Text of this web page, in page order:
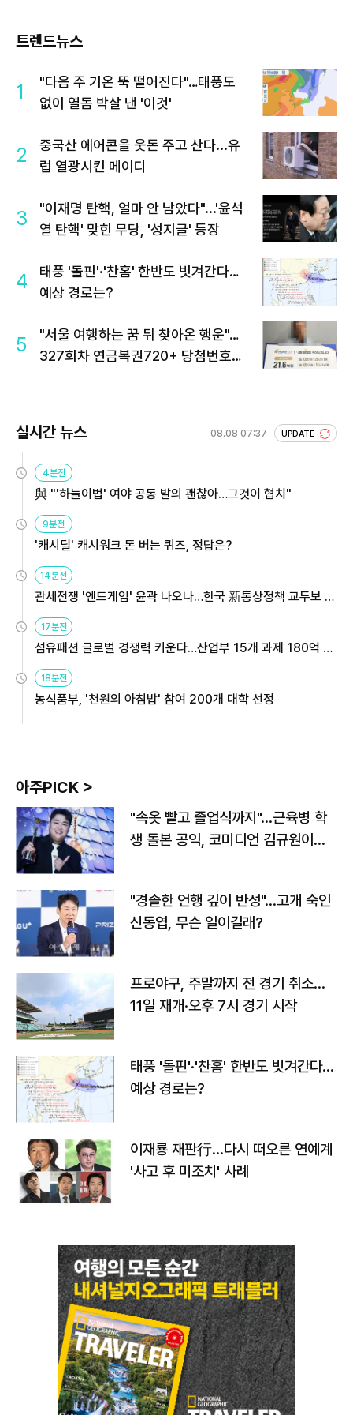
트렌드뉴스
1
"다음 주 기온 뚝 떨어진다"…태풍도
없이 열돔 박살 낸 '이것'
2
중국산 에어콘을 웃돈 주고 산다...유
럽 열광시킨 메이디
3
"이재명 탄핵, 얼마 안 남았다"...'윤석
열 탄핵' 맞힌 무당, '성지글' 등장
4
태풍 '돌핀'·'찬홈' 한반도 빗겨간다…
예상 경로는?
5
"서울 여행하는 꿈 뒤 찾아온 행운"…
327회차 연금복권720+ 당첨번호조
실시간 뉴스 08.08 07:37 UPDATE
4분전
與 "'하늘이법' 여야 공동 발의 괜찮아…그것이 협치"
9분전
'캐시딜' 캐시워크 돈 버는 퀴즈, 정답은?
14분전
관세전쟁 '엔드게임' 윤곽 나오나…한국 新통상정책 교두보 활
17분전
섬유패션 글로벌 경쟁력 키운다…산업부 15개 과제 180억 지
18분전
농식품부, '천원의 아침밥' 참여 200개 대학 선정
아주PICK >
"속옷 빨고 졸업식까지"…근육병 학
생 돌본 공익, 코미디언 김규원이었
"경솔한 언행 깊이 반성"…고개 숙인
신동엽, 무슨 일이길래?
프로야구, 주말까지 전 경기 취소…
11일 재개·오후 7시 경기 시작
태풍 '돌핀'·'찬홈' 한반도 빗겨간다…
예상 경로는?
이재룡 재판行…다시 떠오른 연예계
'사고 후 미조치' 사례